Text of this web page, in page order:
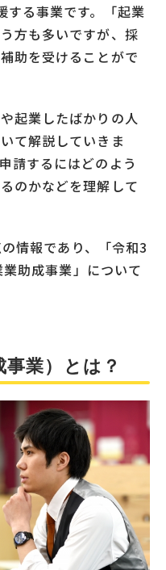
する事業です。「起業
方も多いですが、採
助を受けることがで
起業したばかりの人
て解説していきま
請するにはどのよう
のかなどを理解して
情報であり、「令和3
助成事業」について
業）とは？